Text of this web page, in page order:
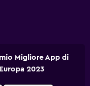
Migliore App di
2023